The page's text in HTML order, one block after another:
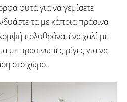
φυτά για να γεμίσετε
τα με κάποια πράσινα
πολυθρόνα, ένα χαλί με
με πρασινωπές ρίγες για να
στο χώρο..